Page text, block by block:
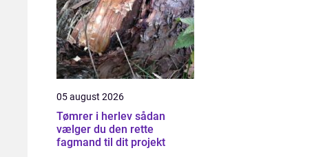
05 august 2026
Tømrer i herlev sådan
vælger du den rette
fagmand til dit projekt